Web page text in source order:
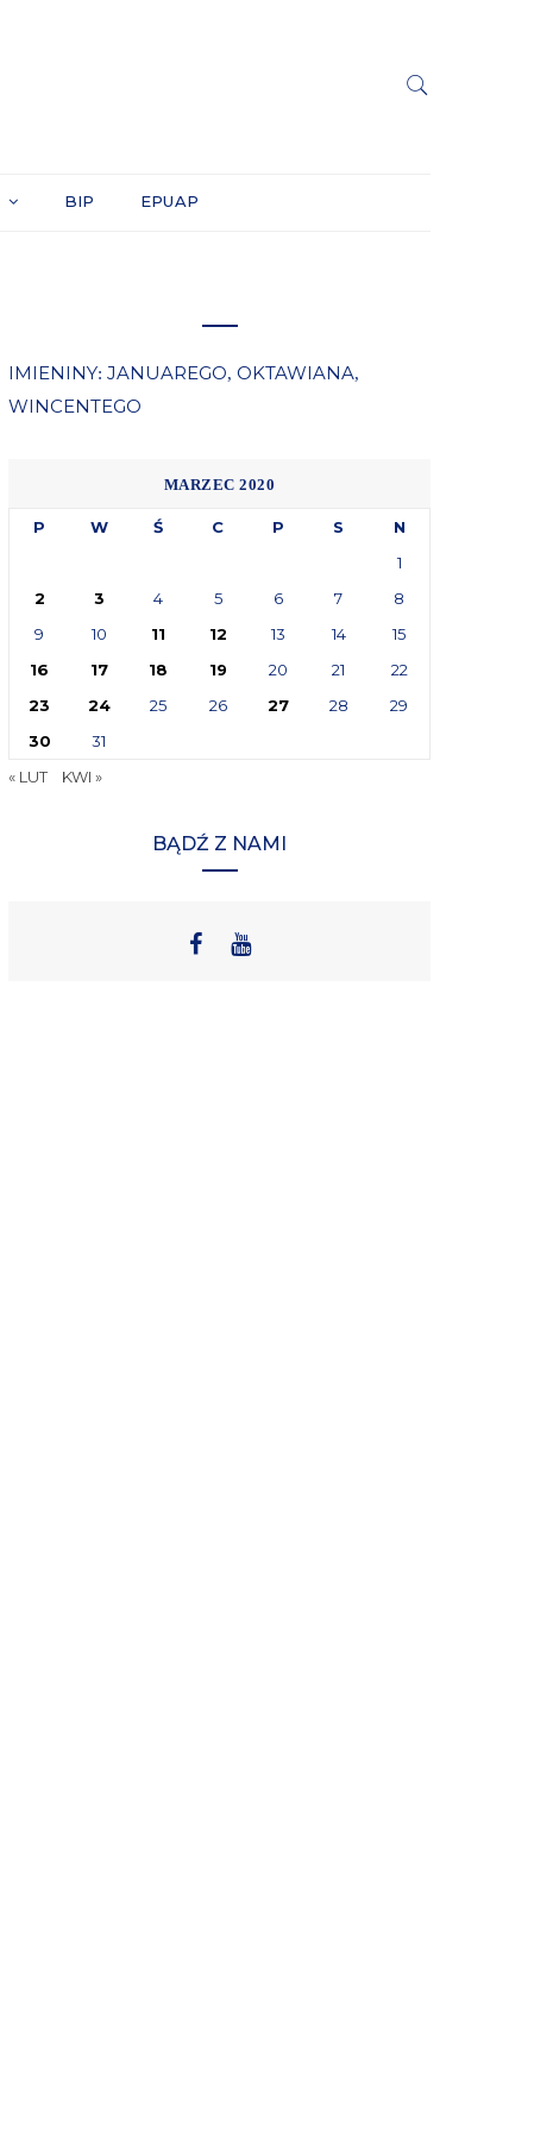
BIP EPUAP
IMIENINY: JANUAREGO, OKTAWIANA,
WINCENTEGO
MARZEC 2020
P W Ś C P S
N
1
2
3 4 5 6 7
8
9
10 11 12 13 14
15
16
17 18 19 20 21
22
23
24 25 26 27 28
29
30
31
« LUT
KWI »
BĄDŹ Z NAMI